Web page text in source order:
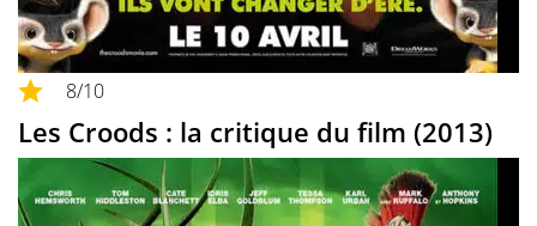
8/10
Les Croods : la critique du film (2013)